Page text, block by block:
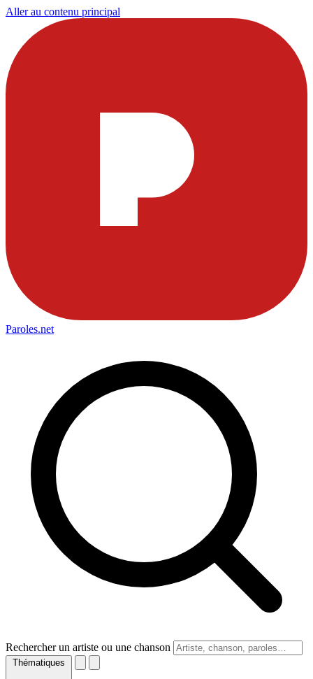
Aller au contenu principal
Paroles.net
Rechercher un artiste ou une chanson
Thématiques